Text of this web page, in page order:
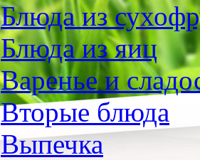
Блюда из
Блюда из яиц
Варенье и
Вторые блюда
Выпечка